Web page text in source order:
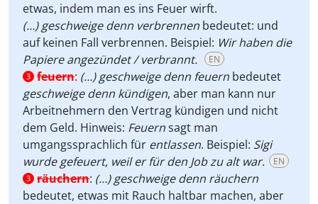
etwas, indem man es ins Feuer wirft.
(…) geschweige denn verbrennen bedeutet: und
auf keinen Fall verbrennen. Beispiel: Wir haben die
Papiere angezündet / verbrannt.
EN
3 feuern: (…) geschweige denn feuern bedeutet
geschweige denn kündigen, aber man kann nur
Arbeitnehmern den Vertrag kündigen und nicht
dem Geld. Hinweis: Feuernsagt man
umgangssprachlich für entlassen. Beispiel: Sigi
wurde gefeuert, weil er für den Job zu alt war.
EN
3 räuchern: (…) geschweige denn räuchern
bedeutet, etwas mit Rauch haltbar machen, aber